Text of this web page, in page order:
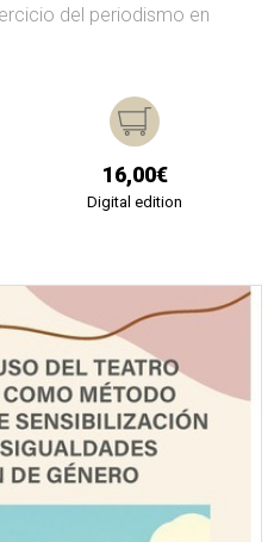
del periodismo en
16,00€
Digital edition